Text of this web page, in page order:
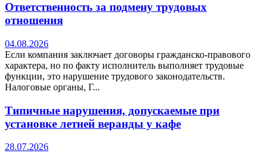
Ответственность за подмену трудовых
отношения
04.08.2026
Если компания заключает договоры гражданско-правового
характера, но по факту исполнитель выполняет трудовые
функции, это нарушение трудового законодательств.
Налоговые органы, Г...
Типичные нарушения, допускаемые при
установке летней веранды у кафе
28.07.2026